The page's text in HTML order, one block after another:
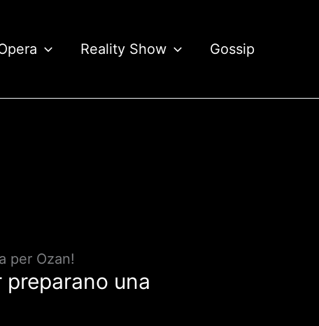
Reality Show Gossip
per Ozan!
preparano una